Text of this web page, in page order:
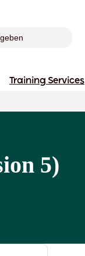
Training Services
5)